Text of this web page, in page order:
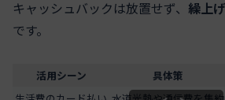
キャッシュバックは放置せず、 繰上
です。
活用シーン 具体策